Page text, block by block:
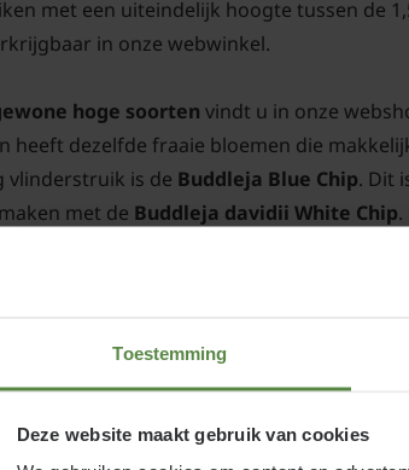
Toestemming
Deze website maakt gebruik van cookies
met een uiteindelijk hoogte tussen de
in onze webwinkel.
hoge soorten vindt u in onze
heeft dezelfde fraaie bloemen die
vlinderstruik is de Buddleja Blue Chip. Dit
met de Buddleja davidii White Chip
deze struiken groeien compact en blijven
bloei.
snoeien
Vlinderstruik snoeien? Dat vragen veel